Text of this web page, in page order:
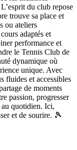
du club repose
trouve sa place et
ou ateliers
adaptés et
performance et
le Tennis Club de
dynamique où
unique. Avec
fluides et accessibles
de moments
passion, progresser
quotidien. Ici,
et de sourire. 🎾